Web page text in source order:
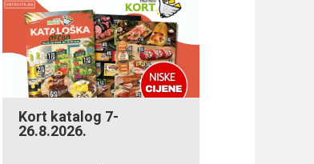
Kort katalog 7-
26.8.2026.